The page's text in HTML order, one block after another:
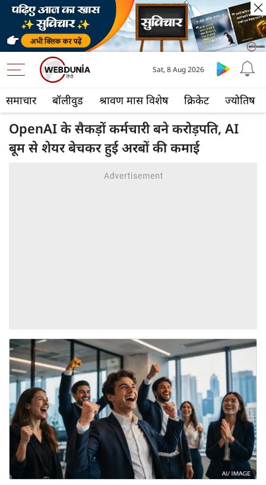
समाचार बॉलीवुड श्रावण मास विशेष क्रिकेट ज्योतिष
Sat, 8 Aug 2026
OpenAI के सैकड़ों कर्मचारी बने करोड़पति, AI
बूम से शेयर बेचकर हुई अरबों की कमाई